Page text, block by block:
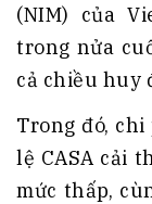
(NIM) của
trong nửa
cả chiều huy
Trong đó,
lệ CASA cải
mức thấp,